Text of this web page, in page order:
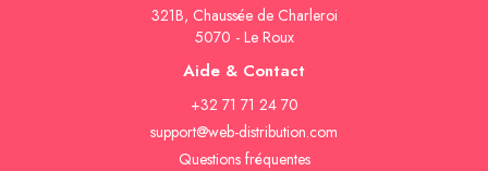
321B, Chaussée de Charleroi
5070 - Le Roux
Aide & Contact
+32 71 71 24 70
support@web-distribution.com
Questions fréquentes